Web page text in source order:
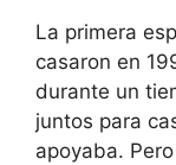
La primera
casaron en
durante un
juntos para
apoyaba.